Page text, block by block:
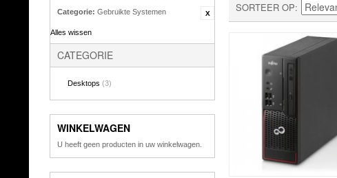
Categorie: Gebruikte Systemen
Alles wissen
CATEGORIE
Desktops (3)
SORTEER OP
WINKELWAGEN
U heeft geen producten in uw winkelwagen.